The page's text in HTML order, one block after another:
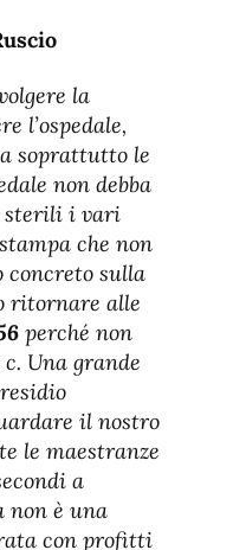
la
l’ospedale,
soprattutto le
non debba
sterili i vari
che non
concreto sulla
ritornare alle
perché non
Una grande
il nostro
le maestranze
a
non è una
con profitti